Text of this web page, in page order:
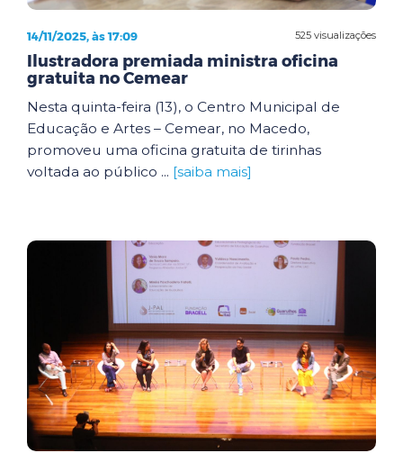
525 visualizações
14/11/2025, às 17:09
Ilustradora premiada ministra oficina
gratuita no Cemear
Nesta quinta-feira (13), o Centro Municipal de
Educação e Artes – Cemear, no Macedo,
promoveu uma oficina gratuita de tirinhas
voltada ao público ... [saiba mais]